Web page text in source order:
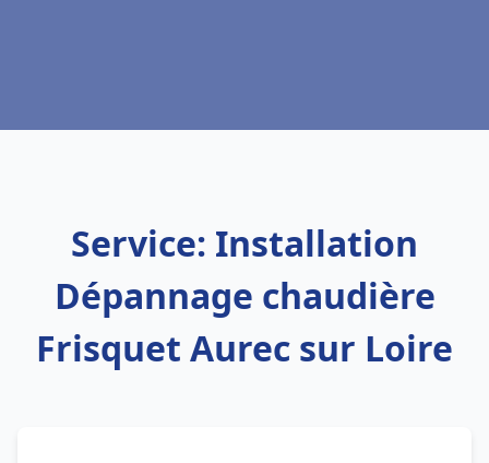
Service: Installation
Dépannage chaudière
Frisquet Aurec sur Loire